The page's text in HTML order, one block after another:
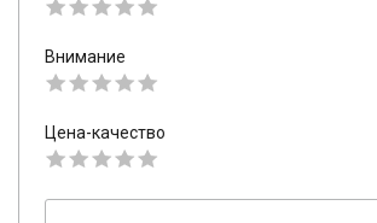
Внимание
Цена-качество